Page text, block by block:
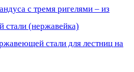
с тремя ригелями – из
стали (нержавейка)
стали для лестниц на